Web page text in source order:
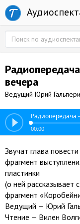
вечера
Ведущий Юрий
Радиопередача
00:00
Звучат глава
фрагмент
пластинки
(о ней рассказывает
фрагмент
Ведущий — Юрий
Чтение — Вилен